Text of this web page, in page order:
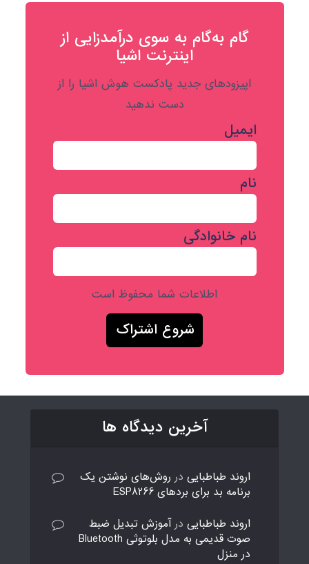
گام به‌گام به‌ سوی درآمدزایی از
اینترنت اشیا
اپیزودهای جدید پادکست هوش اشیا را از
دست ندهید
ایمیل
نام
نام خانوادگی
اطلاعات شما محفوظ است
آخرین دیدگاه ها
اروند طباطبایی در روش‌های نوشتن یک
برنامه بد برای بردهای ESP8266
اروند طباطبایی در آموزش تبدیل ضبط
صوت قدیمی به مدل بلوتوثی Bluetooth
در منزل